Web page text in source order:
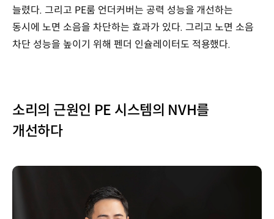
늘렸다. 그리고 PE룸 언더커버는 공력 성능을 개선하는
동시에 노면 소음을 차단하는 효과가 있다. 그리고 노면 소음
차단 성능을 높이기 위해 펜더 인슐레이터도 적용했다.
소리의 근원인 PE 시스템의 NVH를
개선하다